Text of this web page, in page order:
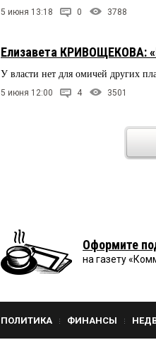
5 июня 13:18 0 3788
Елизавета КРИВОЩЕКОВА:
У власти нет для омичей других
5 июня 12:00 4 3501
Оформите
на газету
ПОЛИТИКА ФИНАНСЫ